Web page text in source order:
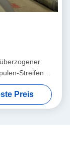
Streifen
610mm für
Gerät
Preis